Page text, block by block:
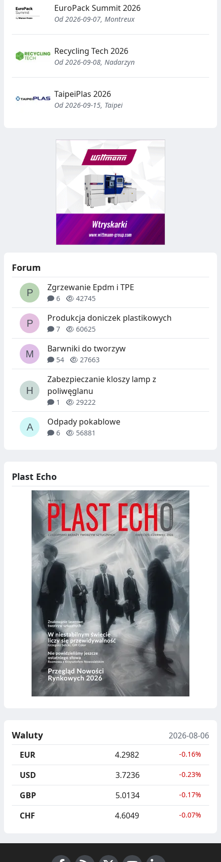
EuroPack Summit 2026
Od 2026-09-07, Montreux
Recycling Tech 2026
Od 2026-09-08, Nadarzyn
TaipeiPlas 2026
Od 2026-09-15, Taipei
Forum
Zgrzewanie Epdm i TPE
6 42745
Produkcja doniczek plastikowych
7 60625
Barwniki do tworzyw
54 27663
Zabezpieczanie kloszy lamp z
poliwęglanu
1 29222
Odpady pokablowe
6 56881
Plast Echo
Waluty
2026-08-06
EUR
4.2982 -0.16%
USD 3.7236 -0.23%
GBP 5.0134 -0.17%
CHF 4.6049 -0.07%